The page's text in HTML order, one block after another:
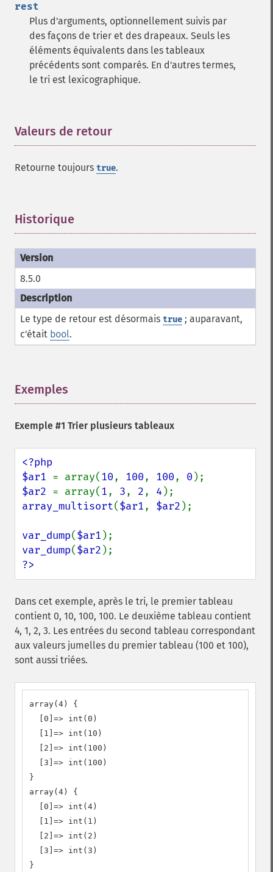
rest
Plus d'arguments, optionnellement suivis par
des façons de trier et des drapeaux. Seuls les
éléments équivalents dans les tableaux
précédents sont comparés. En d'autres termes,
le tri est lexicographique.
Valeurs de retour
Retourne toujours true.
Historique
8.5.0
Le type de retour est désormais true ; auparavant,
c'était bool.
Exemples
Exemple #1 Trier plusieurs tableaux
<?php
$ar1 = array(10, 100, 100, 0
$ar2 = array(1, 3, 2, 4
array_multisort($ar1, $ar2 );
var_dump($ar1
var_dump($ar2
?>
Dans cet exemple, après le tri, le premier tableau
contient 0, 10, 100, 100. Le deuxième tableau contient
4, 1, 2, 3. Les entrées du second tableau correspondant
aux valeurs jumelles du premier tableau (100 et 100),
sont aussi triées.
array(4) {
  [0]=> int(0)
  [1]=> int(10)
  [2]=> int(100)
  [3]=> int(100)
}
array(4) {
  [0]=> int(4)
  [1]=> int(1)
  [2]=> int(2)
  [3]=> int(3)
}